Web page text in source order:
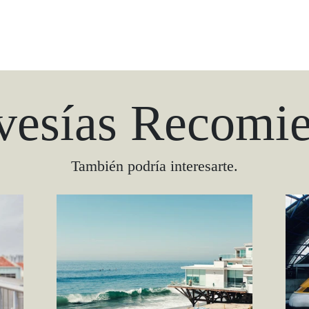
También podría interesarte.